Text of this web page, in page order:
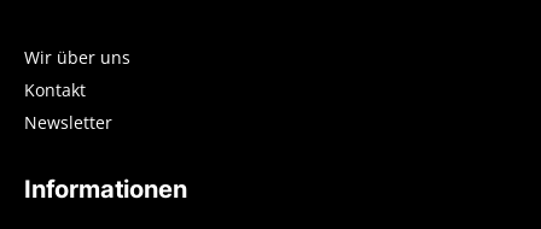
Wir über uns
Kontakt
Newsletter
Informationen